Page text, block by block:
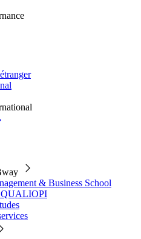
& Business School
QUALIOPI